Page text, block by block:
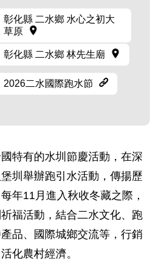
彰化縣 二水鄉 水心之初大
草原
彰化縣 二水鄉 林先生廟
2026二水國際跑水節
國特有的水圳節慶活動，在深
圳舉辦跑引水活動，傳揚歷
年11月進入秋收冬藏之際，
福活動，結合二水文化、跑
品、國際城鄉交流等，行銷
化農村經濟。